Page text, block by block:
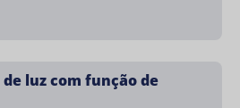
luz com função de